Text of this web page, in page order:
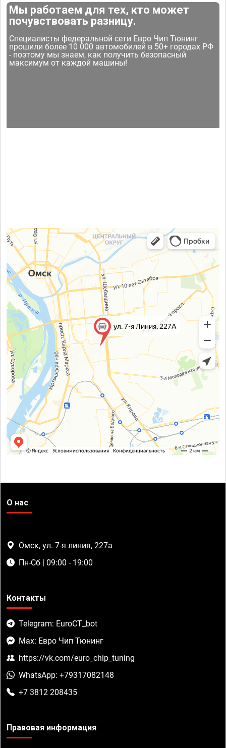
Мы работаем для тех, кто может
почувствовать разницу.
Специалисты федеральной сети Евро Чип Тюнинг
прошили более 10 000 автомобилей в 50+ городах РФ
- поэтому мы знаем, как получить безопасный
максимум от каждой машины!
О нас
Омск, ул. 7-я линия, 227а
Пн-Сб | 09:00 - 19:00
Контакты
Telegram: EuroCT_bot
Max: Евро Чип Тюнинг
https://vk.com/euro_chip_tuning
WhatsApp: +79317082148
+7 3812 208435
Правовая информация